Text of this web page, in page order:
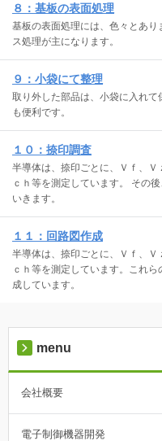
８：基板の表面処理
基板の表面処理には、色々とあ
ス処理が主になります。
９：小袋にて整理
取り外した部品は、小袋に入れ
も便利です。
１０：捺印調査
半導体は、捺印ごとに、Ｖｆ、Ｖ
ｃｈ等を測定しています。 その
いきます。
１１：回路図作成
半導体は、捺印ごとに、Ｖｆ、Ｖ
ｃｈ等を測定しています。これ
成しています。
menu
会社概要
電子制御機器開発